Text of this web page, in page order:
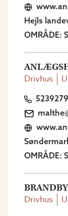
Hejls
OMRÅDE:
Drivhus
OMRÅDE:
Drivhus